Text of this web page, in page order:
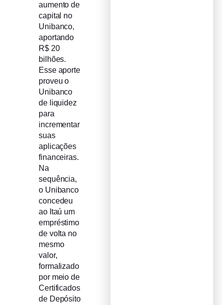
aumento de
capital no
Unibanco,
aportando
R$ 20
bilhões.
Esse aporte
proveu o
Unibanco
de liquidez
para
incrementar
suas
aplicações
financeiras.
Na
sequência,
o Unibanco
concedeu
ao Itaú um
empréstimo
de volta no
mesmo
valor,
formalizado
por meio de
Certificados
de Depósito